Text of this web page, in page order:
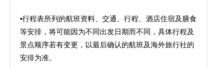
•行程表所列的航班资料、交通、行程、酒店住宿及膳食
等安排，将可能因为不同出发日期而不同，具体行程及
景点顺序若有变更，以最后确认的航班及海外旅行社的
安排为准。